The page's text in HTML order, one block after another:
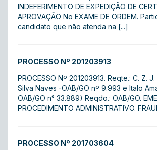
INDEFERIMENTO DE EXPEDIÇÃO DE
APROVAÇÃO No EXAME DE ORDEM.
candidato que não atenda na [...]
PROCESSO Nº 201203913
PROCESSO Nº 201203913. Reqte.: C. Z.
Silva Naves -OAB/GO nº 9.993 e Italo
OAB/GO n° 33.889) Reqdo.: OAB/GO.
PROCEDIMENTO ADMINISTRATIVO.
PROCESSO Nº 201703604